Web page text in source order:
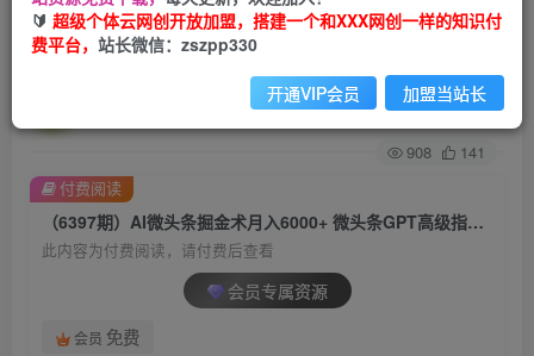
（6397期）AI微头条掘金术月入6000+ 微头条
GPT高级指令批量写大量爆文
关注 私信
908 141
（6397期）AI微头条掘金术月入6000+ 微头条GPT高级指令批量写大量爆文
此内容为付费阅读，请付费后查看
会员专属资源
会员 免费
付费阅读
🔰 超级个体云网创开放加盟，搭建一个和XXX网创一样的知识付
费平台， 站长微信：zszpp330
开通VIP会员 加盟当站长